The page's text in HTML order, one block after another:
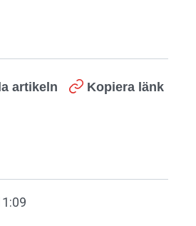
artikeln Kopiera länk